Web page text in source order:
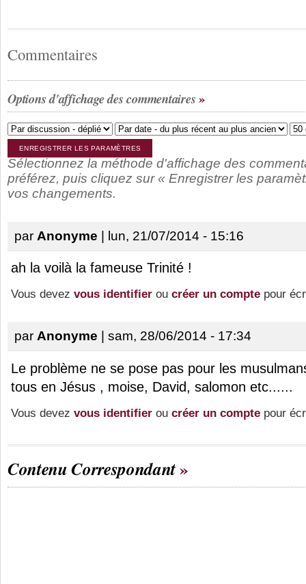
Commentaires
Options d'affichage des commentaires
Sélectionnez la méthode d'affichage des
préférez, puis cliquez sur « Enregistrer les
vos changements.
par Anonyme | lun, 21/07/2014 - 15:16
ah la voilà la fameuse Trinité !
Vous devez vous identifier ou créer un compte pour
par Anonyme | sam, 28/06/2014 - 17:34
Le problème ne se pose pas pour les
tous en Jésus , moise, David, salomon etc......
Vous devez vous identifier ou créer un compte pour
Contenu Correspondant